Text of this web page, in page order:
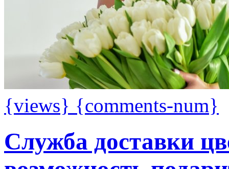
{views} {comments-num}
Служба доставки